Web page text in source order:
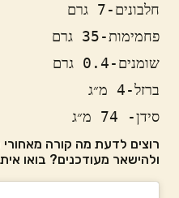
חלבונים-7 גרם
פחמימות-35 גרם
שומנים-0.4 גרם
ברזל-4 מ״ג
סידן- 74 מ״ג
רוצים לדעת מה קורה
ולהישאר מעודכנים? בואו